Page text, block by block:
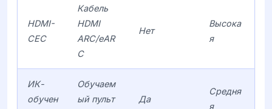
HDMI-
CEC
Кабель
HDMI
ARC/eAR
C
Нет
Высока
я
ИК-
обучен
Обучаем
ый пульт
Да
Средня
я